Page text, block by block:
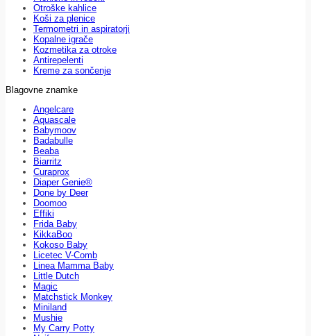
Otroške kahlice
Koši za plenice
Termometri in aspiratorji
Kopalne igrače
Kozmetika za otroke
Antirepelenti
Kreme za sončenje
Blagovne znamke
Angelcare
Aquascale
Babymoov
Badabulle
Beaba
Biarritz
Curaprox
Diaper Genie®
Done by Deer
Doomoo
Effiki
Frida Baby
KikkaBoo
Kokoso Baby
Licetec V-Comb
Linea Mamma Baby
Little Dutch
Magic
Matchstick Monkey
Miniland
Mushie
My Carry Potty